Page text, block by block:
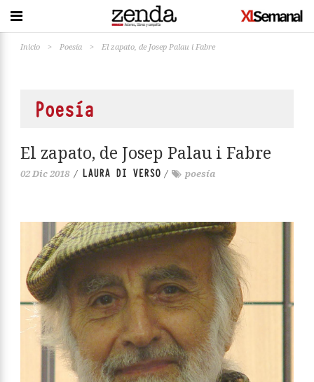
Inicio > Poesía > El zapato, de Josep Palau i Fabre
Poesía
El zapato, de Josep Palau i Fabre
02 Dic 2018 / LAURA DI VERSO / poesía